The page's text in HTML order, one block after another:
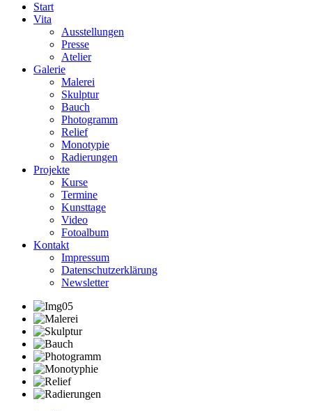
Start
Vita
Ausstellungen
Presse
Atelier
Galerie
Malerei
Skulptur
Bauch
Photogramm
Relief
Monotypie
Radierungen
Projekte
Kurse
Termine
Kunsttage
Video
Fotoalbum
Kontakt
Impressum
Datenschutzerklärung
Newsletter